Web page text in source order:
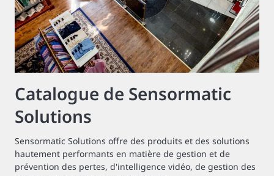
Catalogue de Sensormatic
Solutions
Sensormatic Solutions offre des produits et des solutions
hautement performants en matière de gestion et de
prévention des pertes, d'intelligence vidéo, de gestion des